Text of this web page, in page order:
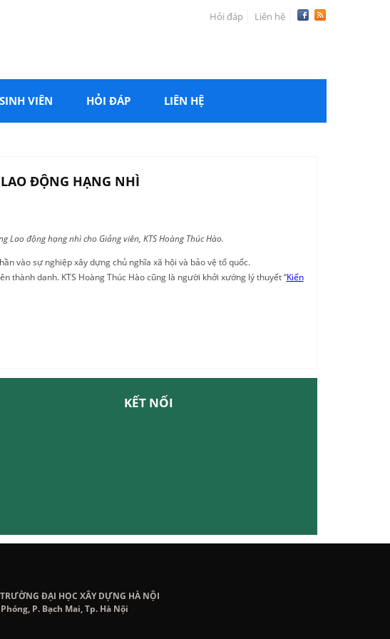
Hỏi đáp Liên hệ
VIÊN HỎI ĐÁP LIÊN HỆ
ĐỘNG HẠNG NHÌ
động hạng nhì cho Giảng viên, KTS Hoàng Thúc Hào.
vào sự nghiệp xây dựng chủ nghĩa xã hội và bảo vệ tổ quốc.
danh. KTS Hoàng Thúc Hào cũng là người khởi xướng lý thuyết “Kiến
KẾT NỐI
ĐẠI HỌC XÂY DỰNG HÀ NỘI
P. Bạch Mai, Tp. Hà Nội